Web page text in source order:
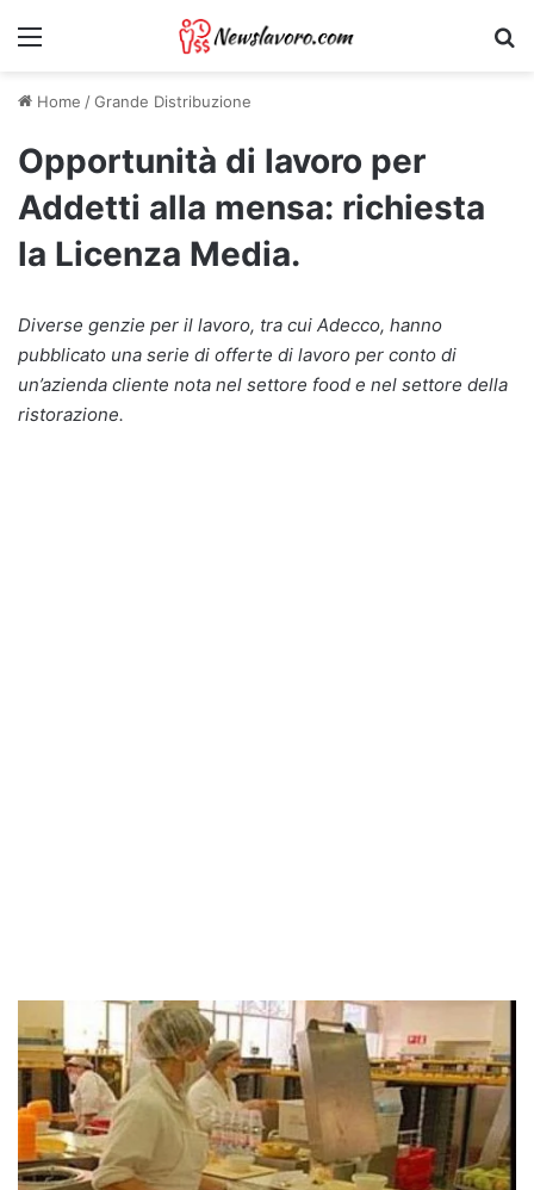
Menu
Home /Grande Distribuzione
Opportunità di lavoro per
Addetti alla mensa: richiesta
la Licenza Media.
Diverse genzie per il lavoro, tra cui Adecco, hanno
pubblicato una serie di offerte di lavoro per conto di
un’azienda cliente nota nel settore food e nel settore della
ristorazione.